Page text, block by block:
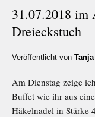
31.07.2018 im
Dreieckstuch
Veröffentlicht von
Am Dienstag zeige
Buffet wie ihr aus
Häkelnadel in Stärke